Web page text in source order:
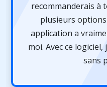
recommanderais à
plusieurs
application a
moi. Avec ce
sans